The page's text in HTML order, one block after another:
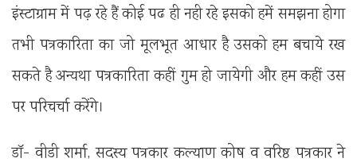
इंस्टाग्राम में पढ़ रहे हैं कोई पढ ही नही रहे इसको हमें समझना होगा
तभी पत्रकारिता का जो मूलभूत आधार है उसको हम बचाये रख
सकते है अन्यथा पत्रकारिता कहीं गुम हो जायेगी और हम कहीं उस
पर परिचर्चा करेंगे।
डॉ- वीडी शर्मा, सदस्य पत्रकार कल्याण कोष व वरिष्ठ पत्रकार ने